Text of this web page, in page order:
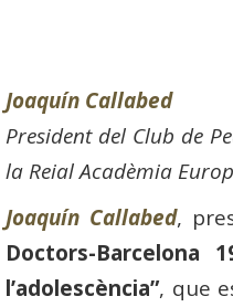
Joaquín Callabed
President del Club de
la Reial Acadèmia
Joaquín Callabed,
Doctors-Barcelona
l’adolescència”, que